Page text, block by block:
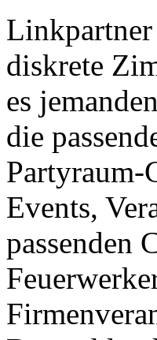
diskrete
es
die
Partyraum-
Events,
passenden